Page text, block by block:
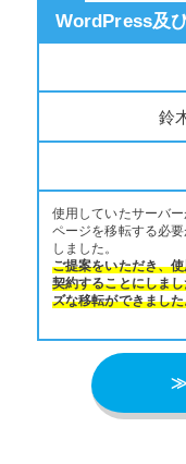
WordPress及
鈴
使用していたサーバ
ページを移転する必
しました。
ご提案をいただき、
契約することにしま
ズな移転ができまし
≫